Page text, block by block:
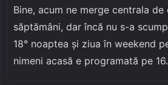
Bine, acum ne merge centrala
săptămâni, dar încă nu s-a
18° noaptea și ziua în weekend
nimeni acasă e programată pe 16.